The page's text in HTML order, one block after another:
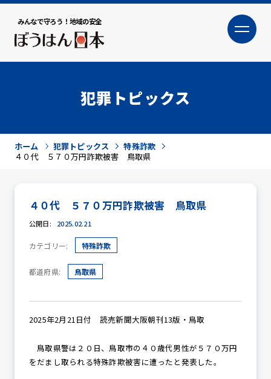
みんなで守ろう！地域の安全
大
防犯活動ニュース
防犯パトロール
防犯セミナー
犯罪トピックス
ホーム 犯罪トピックス
特殊詐欺
４０代 ５７０万円詐欺被害 鳥取県
４０代 ５７０万円詐欺被害 鳥取県
公開日: 2025.02.21
カテゴリー: 特殊詐欺
都道府県: 鳥取県
2025年2月21日付 読売新聞大阪朝刊13版・鳥取
鳥取県警は２０日、鳥取市の４０歳代男性が５７０万円
をだまし取られる特殊詐欺被害に遭ったと発表した。